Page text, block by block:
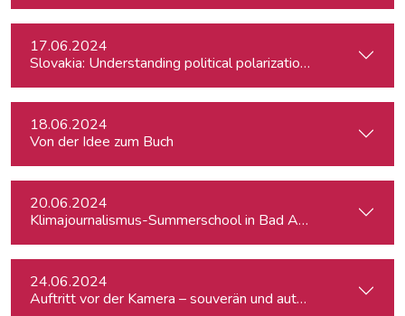
17.06.2024
Slovakia: Understanding political polarizations and their
18.06.2024
Von der Idee zum Buch
20.06.2024
Klimajournalismus-Summerschool in Bad Aussee
24.06.2024
Auftritt vor der Kamera – souverän und authentisch